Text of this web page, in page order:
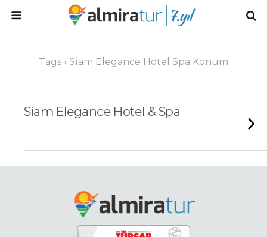
Tags › Siam Elegance Hotel Spa Konum
Siam Elegance Hotel & Spa